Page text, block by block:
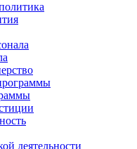
деятельности